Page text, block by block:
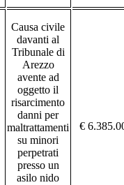
Causa civile
davanti al
Tribunale di
Arezzo
avente ad
oggetto il
risarcimento
danni per
maltrattamenti
su minori
perpetrati
presso un
asilo nido
€